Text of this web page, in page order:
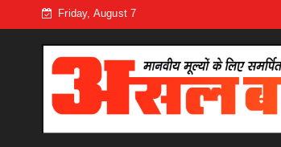
Friday, August 7